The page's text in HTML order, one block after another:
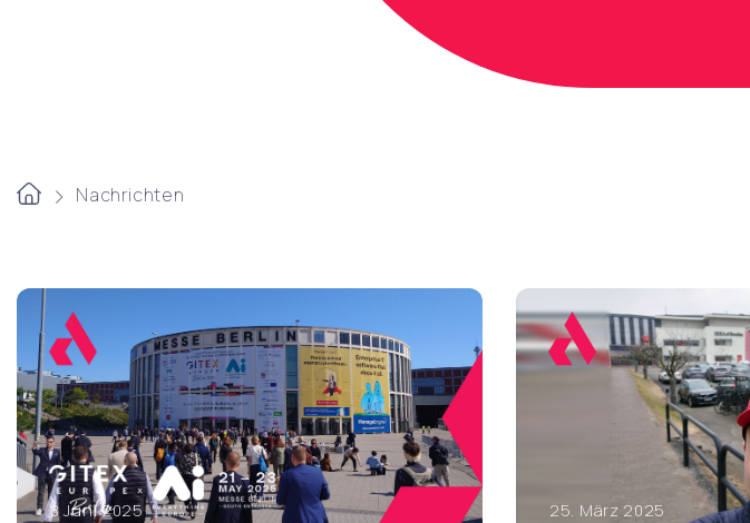
Nachrichten
8 Juni 2025 25. März 2025